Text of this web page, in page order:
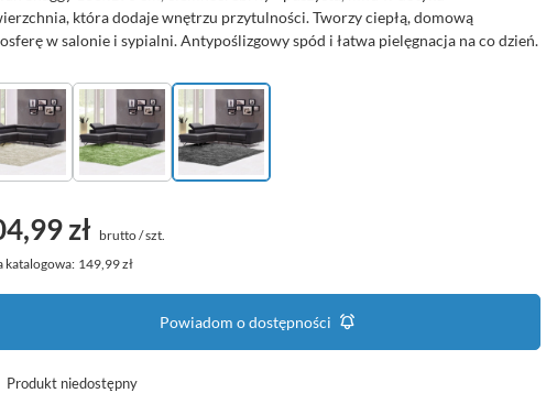
która dodaje wnętrzu przytulności. Tworzy ciepłą, domową
w salonie i sypialni. Antypoślizgowy spód i łatwa pielęgnacja na co dzień.
zł brutto/szt.
katalogowa: 149,99 zł
Powiadom o dostępności
Produkt niedostępny